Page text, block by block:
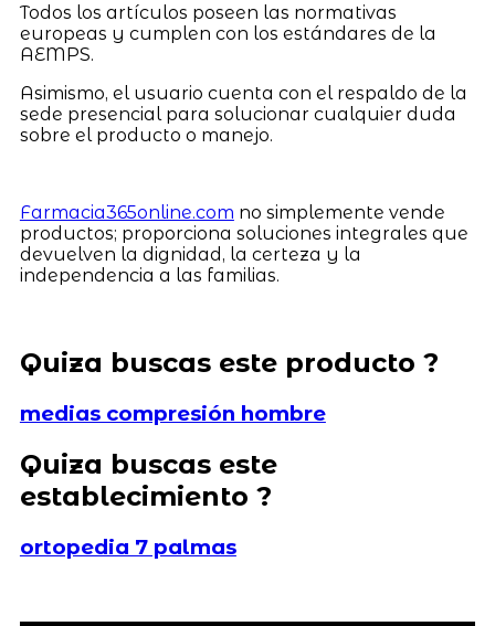
Todos los artículos poseen las normativas
europeas y cumplen con los estándares de la
AEMPS.
Asimismo, el usuario cuenta con el respaldo de la
sede presencial para solucionar cualquier duda
sobre el producto o manejo.
Farmacia365online.com no simplemente vende
productos; proporciona soluciones integrales que
devuelven la dignidad, la certeza y la
independencia a las familias.
Quiza buscas este producto ?
medias compresión hombre
Quiza buscas este
establecimiento ?
ortopedia 7 palmas